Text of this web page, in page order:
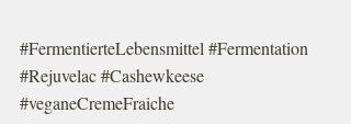
#FermentierteLebensmittel#Fermentation
#Rejuvelac#Cashewkeese
#veganeCremeFraiche